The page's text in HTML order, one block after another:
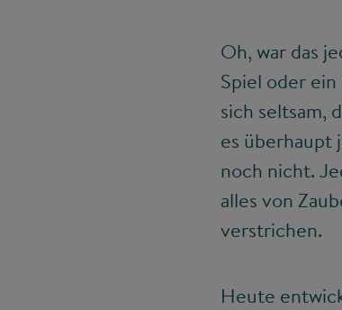
Oh, war das
Spiel oder
sich seltsam,
es überhaupt
noch nicht.
alles von
verstrichen.
Heute